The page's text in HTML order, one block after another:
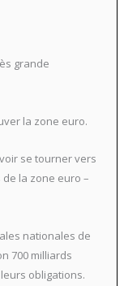
grande
la zone euro.
se tourner vers
la zone euro –
nationales de
700 milliards
obligations.